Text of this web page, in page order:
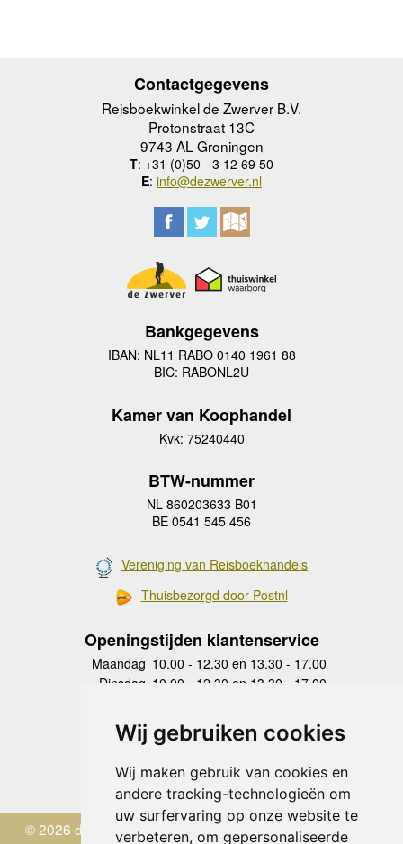
Wij gebruiken cookies
Wij maken gebruik van cookies en
andere tracking-technologieën om
uw surfervaring op onze website te
verbeteren, om gepersonaliseerde
Contactgegevens
Reisboekwinkel de Zwerver B.V.
Protonstraat 13C
9743 AL Groningen
T: +31 (0)50 - 3 12 69 50
E: info@dezwerver.nl
Bankgegevens
IBAN: NL11 RABO 0140 1961 88
BIC: RABONL2U
Kamer van Koophandel
Kvk: 75240440
BTW-nummer
NL 860203633 B01
BE 0541 545 456
Vereniging van Reisboekhandels
Thuisbezorgd door Postnl
Openingstijden klantenservice
Maandag 10.00 - 12.30 en 13.30 - 17.00
Dinsdag 10.00 - 12.30 en 13.30 - 17.00
Donderdag
10.00 - 12.30 en 13.30 - 17.00
Vrijdag 10.00 - 12.30 en 13.30 - 17.00
Zaterdag
gesloten
Zondag gesloten
© 2026 de Zwerver